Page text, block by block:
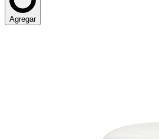
Agregar